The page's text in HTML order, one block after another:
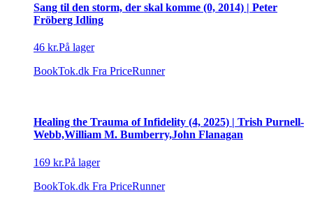
Sang til den storm, der skal komme (0, 2014) | Peter
Fröberg Idling
46 kr.På lager
BookTok.dk Fra PriceRunner
Healing the Trauma of Infidelity (4, 2025) | Trish Purnell-
Webb,William M. Bumberry,John Flanagan
169 kr.På lager
BookTok.dk Fra PriceRunner